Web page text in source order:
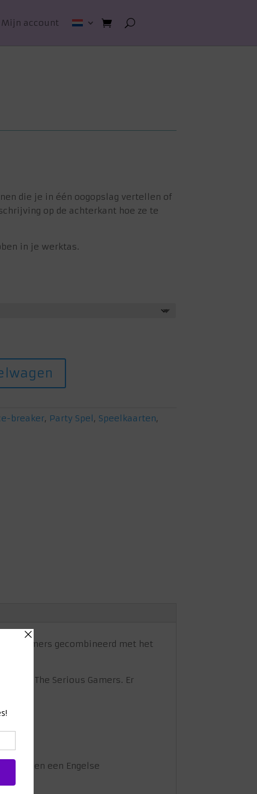
Mijn account
die je in één oogopslag vertellen of
op de achterkant hoe ze te
in je werktas.
breaker, Party Spel, Speelkaarten,
Gamers gecombineerd met het
door The Serious Gamers. Er
is, en een Engelse